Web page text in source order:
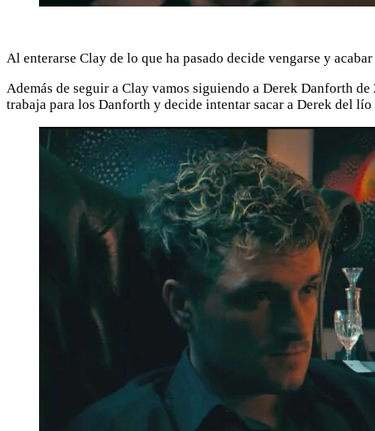
Al enterarse Clay de lo que ha pasado decide vengarse y
Además de seguir a Clay vamos siguiendo a Derek Danforth
trabaja para los Danforth y decide intentar sacar a Derek del